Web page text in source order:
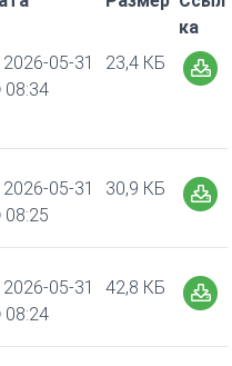
ка
2026-05-31
08:34
23,4 КБ
2026-05-31
08:25
30,9 КБ
2026-05-31
08:24
42,8 КБ